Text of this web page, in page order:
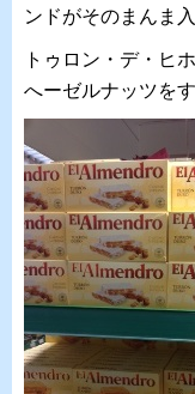
ンドがそのまんま
トゥロン・デ・ヒ
へーゼルナッツを